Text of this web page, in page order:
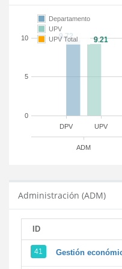
DPV UPV
ADM
0
5
10
Departamento
UPV
UPV Total
Administración (ADM)
ID
41 Gestión